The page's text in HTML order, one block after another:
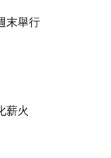
末舉行
薪火